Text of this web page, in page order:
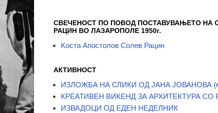
СВЕЧЕНОСТ ПО ПОВОД ПОСТАВУВАЊЕТО НА
РАЦИН ВО ЛАЗАРОПОЛЕ 1950г.
Koста Апостолов Солев Рацин
АКТИВНОСТ
ИЗЛОЖБА НА СЛИКИ ОД ЈАНА ЈОВАНОВА
КРЕАТИВЕН ВИКЕНД ЗА АРХИТЕКТУРА
ИЗВАДОЦИ ОД ЕДЕН НЕДЕЛНИК